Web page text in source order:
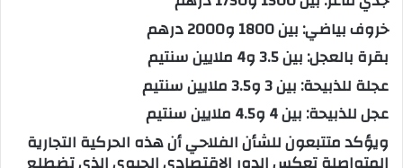
خروف بياضي: بين 1800 و2000 درهم
بقرة بالعجل: بين 3.5 و4 ملايين سنتيم
عجلة للذبيحة: بين 3 و3.5 ملايين سنتيم
عجل للذبيحة: بين 4 و4.5 ملايين سنتيم
ويؤكد متتبعون للشأن الفلاحي أن هذه الحركية التجارية